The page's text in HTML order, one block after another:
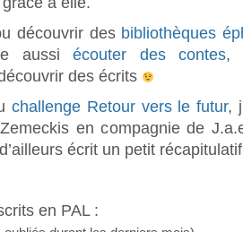
découvrir des bibliothèques
aussiécouter des contes,
des écrits
challenge Retour vers le futur,
en compagnie de
écrit un petit
en PAL :